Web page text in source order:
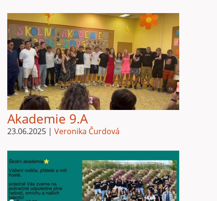
Akademie 9.A
23.06.2025 | Veronika Čurdová